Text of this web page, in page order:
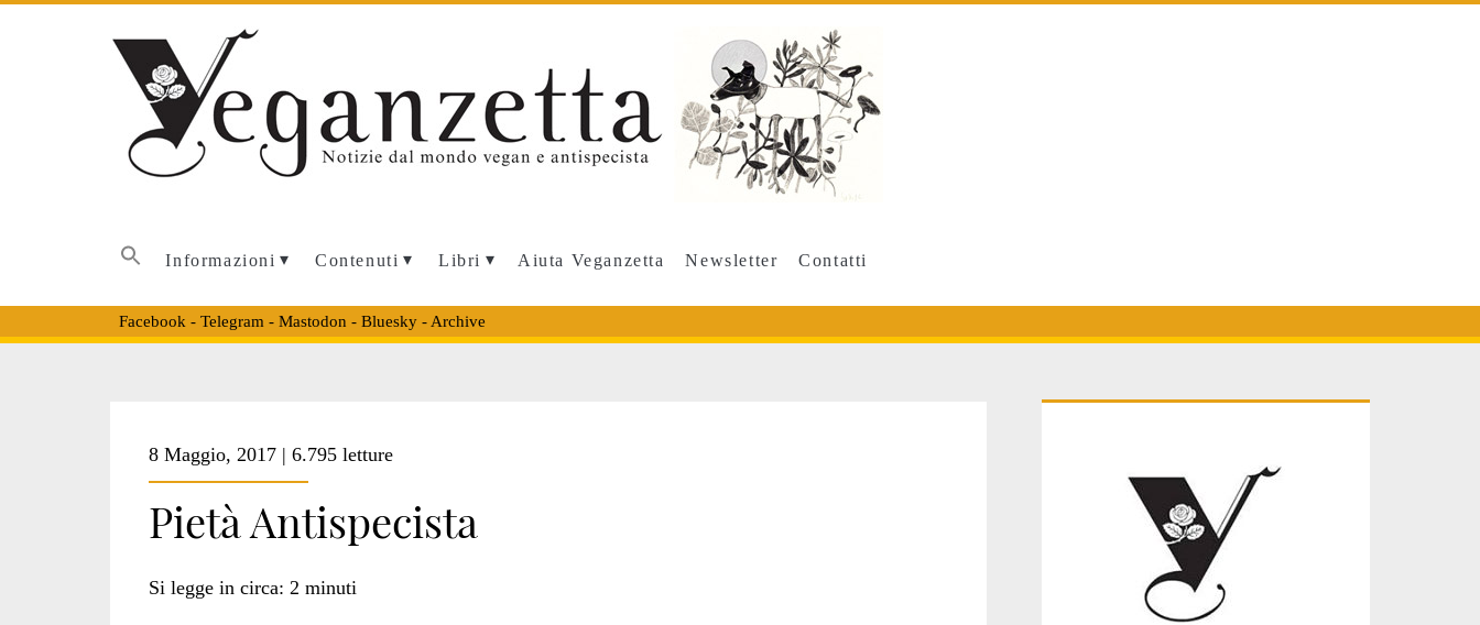
Informazioni Contenuti Libri Aiuta Veganzetta Newsletter Contatti
Facebook - Telegram - Mastodon - Bluesky- Archive
<span>Jonathan
Safran
8 Maggio, 2017 | 6.795 letture
Pietà Antispecista
Si legge in circa: 2 minuti
Sidebar